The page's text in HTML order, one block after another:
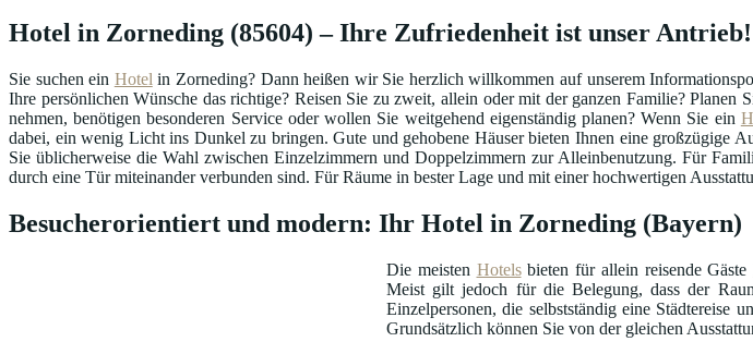
Hotel in Zorneding (85604) – Ihre Zufriedenheit ist unser Antrieb!
Sie suchen ein Hotel in Zorneding? Dann heißen wir Sie herzlich willkommen auf unserem
Ihre persönlichen Wünsche das richtige? Reisen Sie zu zweit, allein oder mit der ganzen Familie?
nehmen, benötigen besonderen Service oder wollen Sie weitgehend eigenständig planen? Wenn Sie ein
dabei, ein wenig Licht ins Dunkel zu bringen. Gute und gehobene Häuser bieten Ihnen eine großzügige
Sie üblicherweise die Wahl zwischen Einzelzimmern und Doppelzimmern zur Alleinbenutzung. Für
durch eine Tür miteinander verbunden sind. Für Räume in bester Lage und mit einer hochwertigen
Besucherorientiert und modern: Ihr Hotel in Zorneding (Bayern)
Die meisten Hotelsbieten für allein reisende Gäste
Meist gilt jedoch für die Belegung, dass der
Einzelpersonen, die selbstständig eine Städtereise
Grundsätzlich können Sie von der gleichen